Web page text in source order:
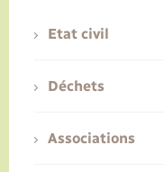
Etat civil
Déchets
Associations